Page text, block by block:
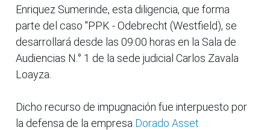
Enriquez Sumerinde, esta diligencia, que forma
parte del caso "PPK - Odebrecht (Westfield), se
desarrollará desde las 09:00 horas en la Sala de
Audiencias N.° 1 de la sede judicial Carlos Zavala
Loayza.
Dicho recurso de impugnación fue interpuesto por
la defensa de la empresa Dorado Asset